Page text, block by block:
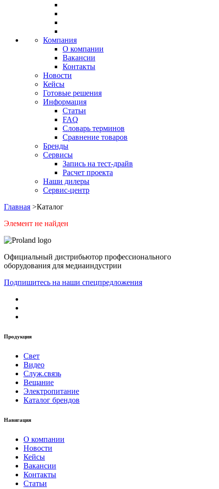
Компания
О компании
Вакансии
Контакты
Новости
Кейсы
Готовые решения
Информация
Статьи
FAQ
Словарь терминов
Сравнение товаров
Бренды
Сервисы
Запись на тест-драйв
Расчет проекта
Наши дилеры
Сервис-центр
Главная >Каталог
Элемент не найден
Официальный дистрибьютор профессионального
оборудования для медиаиндустрии
Подпишитесь на наши спецпредложения
Продукция
Свет
Видео
Служ.связь
Вещание
Электропитание
Каталог брендов
Навигация
О компании
Новости
Кейсы
Вакансии
Контакты
Статьи